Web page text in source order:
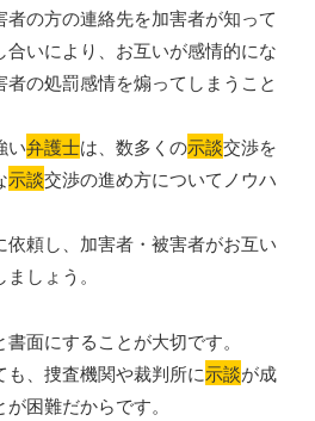
者の方の連絡先を加害者が知って
いにより、お互いが感情的にな
の処罰感情を煽ってしまうこと
い弁護士は、数多くの示談交渉を
示談交渉の進め方についてノウハ
依頼し、加害者・被害者がお互い
しょう。
面にすることが大切です。
も、捜査機関や裁判所に示談が成
困難だからです。